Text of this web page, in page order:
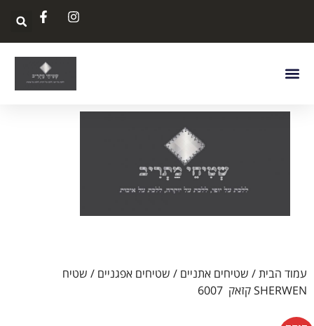
עמוד הבית/ שטיחים אתניים / שטיחים אפגניים / שטיח
SHERWEN קזאק 6007